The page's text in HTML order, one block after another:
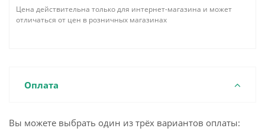
Цена действительна только для интернет-магазина и может
отличаться от цен в розничных магазинах
Оплата
Вы можете выбрать один из трёх вариантов оплаты: